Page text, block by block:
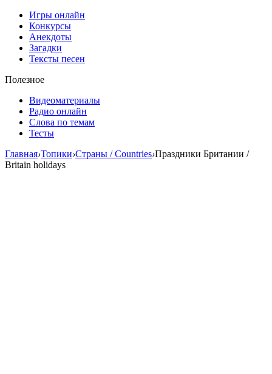
Игры онлайн
Конкурсы
Анекдоты
Загадки
Тексты песен
Полезное
Видеоматериалы
Радио онлайн
Слова по темам
Тесты
Главная›Топики›Страны / Countries›Праздники Британии /
Britain holidays